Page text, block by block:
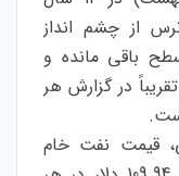
از چشم انداز
باقی مانده و
در گزارش هر
شرقی، قیمت نفت خام